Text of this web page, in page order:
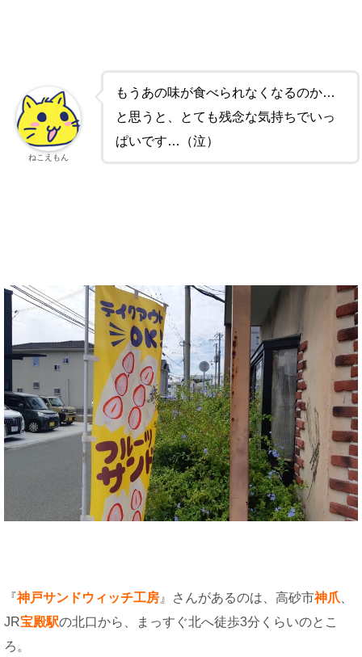
もうあの味が食べられなくなるのか…
と思うと、とても残念な気持ちでいっ
ぱいです…（泣）
ねこえもん
『神戸サンドウィッチ工房 』さんがあるのは、高砂市神爪
JR宝殿駅の北口から、まっすぐ北へ徒歩3分くらいのとこ
ろ。